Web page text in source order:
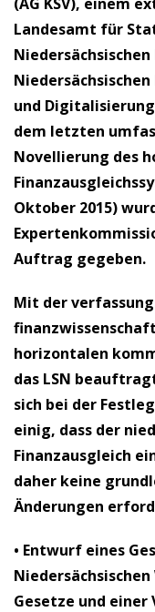
Landesamt für
und Digitalisierung
dem letzten
Novellierung des
Oktober 2015)
Auftrag gegeben.
Mit der
horizontalen
das LSN
sich bei der
einig, dass der
Finanzausgleich
daher keine
Änderungen
• Entwurf eines
Gesetze und einer